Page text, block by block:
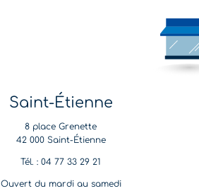
Saint-Étienne
8 place Grenette
42 000 Saint-Étienne
Tél. : 04 77 33 29 21
Ouvert du mardi au samedi